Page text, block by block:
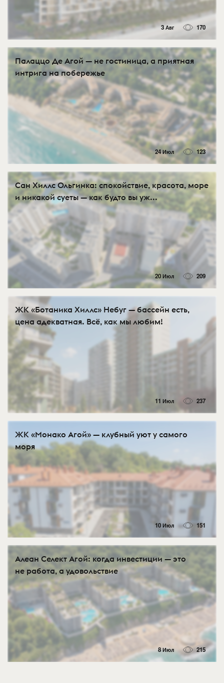
3 Авг 170
Палаццо Де Агой — не гостиница, а приятная
интрига на побережье
24 Июл 123
Сан Хиллс Ольгинка: спокойствие, красота, море
и никакой суеты — как будто вы уж...
20 Июл 209
ЖК «Ботаника Хиллс» Небуг — бассейн есть,
цена адекватная. Всё, как мы любим!
11 Июл 237
ЖК «Монако Агой» — клубный уют у самого
моря
10 Июл 151
Алеан Селект Агой: когда инвестиции — это
не работа, а удовольствие
8 Июл 215